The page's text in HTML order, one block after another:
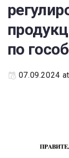
по
07.09.2024